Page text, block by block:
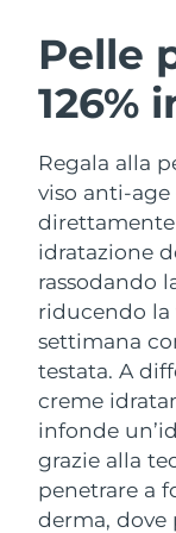
Pelle
126%
Regala alla
viso anti-
idratazione
rassodando
riducendo la
settimana
testata. A
creme
infonde
grazie alla
penetrare a
derma, dove
For
Idratazione
Anti-age
Austria
Bahrein
Belgio
Bermuda
Bosnia ed
Erzegovina
Brunei
Bulgaria
Canada
Cile